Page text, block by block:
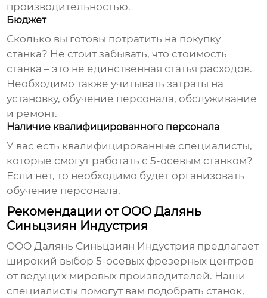
производительностью.
Бюджет
Сколько вы готовы потратить на покупку
станка? Не стоит забывать, что стоимость
станка – это не единственная статья расходов.
Необходимо также учитывать затраты на
установку, обучение персонала, обслуживание
и ремонт.
Наличие квалифицированного персонала
У вас есть квалифицированные специалисты,
которые смогут работать с5-осевым станком?
Если нет, то необходимо будет организовать
обучение персонала.
Рекомендации от ООО Далянь
Синьцзиян Индустрия
ООО Далянь Синьцзиян Индустрия предлагает
широкий выбор5-осевых фрезерных центров
от ведущих мировых производителей. Наши
специалисты помогут вам подобрать станок,